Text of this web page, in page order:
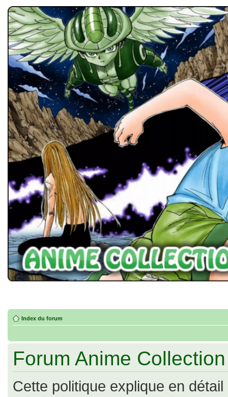
Index du forum
Forum Anime
Cette politique explique en